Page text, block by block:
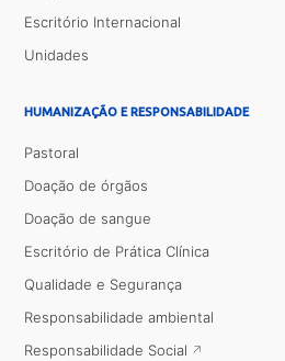
Escritório Internacional
Unidades
HUMANIZAÇÃO E RESPONSABILIDADE
Pastoral
Doação de órgãos
Doação de sangue
Escritório de Prática Clínica
Qualidade e Segurança
Responsabilidade ambiental
Responsabilidade Social